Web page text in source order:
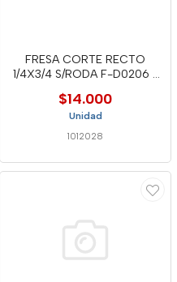
FRESA CORTE RECTO
1/4X3/4 S/RODA F-D0206 -
$14.000
Unidad
1012028